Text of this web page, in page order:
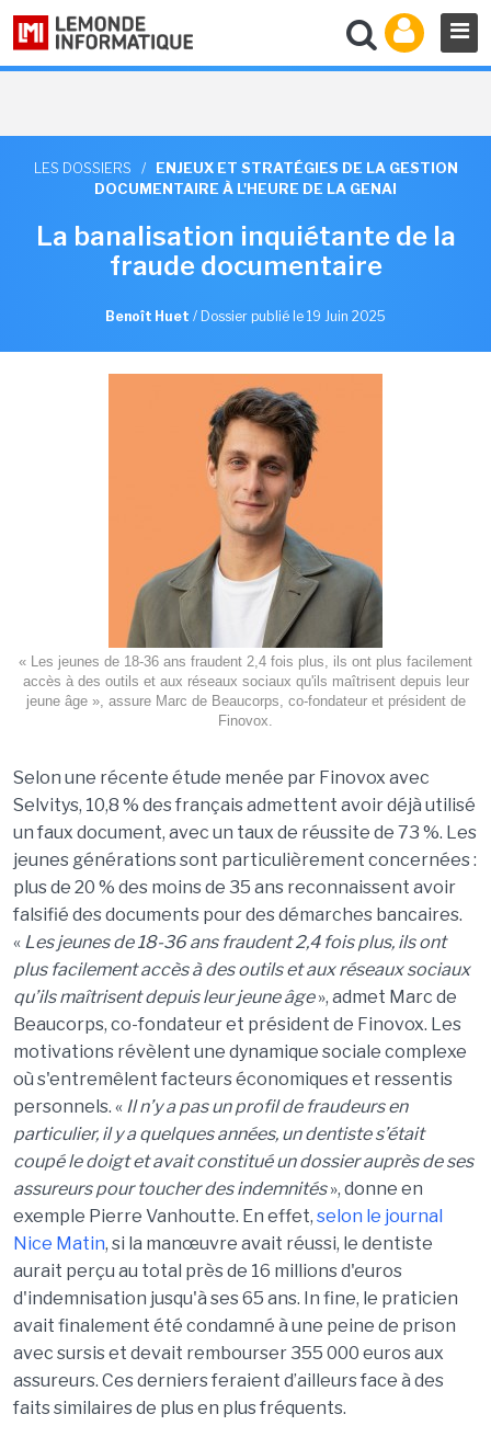
LES DOSSIERS /
ENJEUX ET STRATÉGIES DE LA GESTION
DOCUMENTAIRE À L'HEURE DE LA GENAI
La banalisation inquiétante de la
fraude documentaire
Benoît Huet / Dossier publié le 19 Juin 2025
« Les jeunes de 18-36 ans fraudent 2,4 fois plus, ils ont plus facilement
accès à des outils et aux réseaux sociaux qu'ils maîtrisent depuis leur
jeune âge », assure Marc de Beaucorps, co-fondateur et président de
Finovox.
Selon une récente étude menée par Finovox avec
Selvitys, 10,8 % des français admettent avoir déjà utilisé
un faux document, avec un taux de réussite de 73 %. Les
jeunes générations sont particulièrement concernées :
plus de 20 % des moins de 35 ans reconnaissent avoir
falsifié des documents pour des démarches bancaires.
« Les jeunes de 18-36 ans fraudent 2,4 fois plus, ils ont
plus facilement accès à des outils et aux réseaux sociaux
qu’ils maîtrisent depuis leur jeune âge», admet Marc de
Beaucorps, co-fondateur et président de Finovox. Les
motivations révèlent une dynamique sociale complexe
où s'entremêlent facteurs économiques et ressentis
personnels. « Il n’y a pas un profil de fraudeurs en
particulier, il y a quelques années, un dentiste s’était
coupé le doigt et avait constitué un dossier auprès de ses
assureurs pour toucher des indemnités», donne en
exemple Pierre Vanhoutte. En effet, selon le journal
Nice Matin, si la manœuvre avait réussi, le dentiste
aurait perçu au total près de 16 millions d'euros
d'indemnisation jusqu'à ses 65 ans. In fine, le praticien
avait finalement été condamné à une peine de prison
avec sursis et devait rembourser 355 000 euros aux
assureurs. Ces derniers feraient d’ailleurs face à des
faits similaires de plus en plus fréquents.